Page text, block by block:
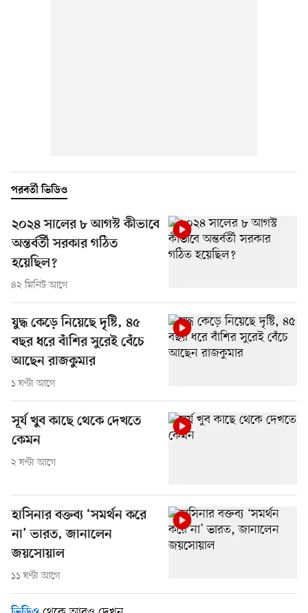
পরবর্তী ভিডিও
২০২৪ সালের ৮ আগস্ট কীভাবে
অন্তর্বর্তী সরকার গঠিত
হয়েছিল?
৪২ মিনিট আগে
যুদ্ধ কেড়ে নিয়েছে দৃষ্টি, ৪৫
বছর ধরে বাঁশির সুরেই বেঁচে
আছেন রাজকুমার
১ ঘণ্টা আগে
সূর্য খুব কাছে থেকে দেখতে
কেমন
২ ঘণ্টা আগে
হাসিনার বক্তব্য ‘সমর্থন করে
না’ ভারত, জানালেন
জয়সোয়াল
১১ ঘণ্টা আগে